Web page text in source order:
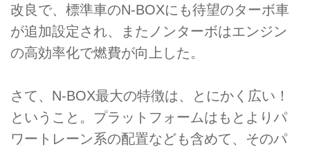
改良で、標準車のN-BOXにも待望のターボ車
が追加設定され、またノンターボはエンジン
の高効率化で燃費が向上した。
さて、N-BOX最大の特徴は、とにかく広い！
ということ。プラットフォームはもとよりパ
ワートレーン系の配置なども含めて、そのパ